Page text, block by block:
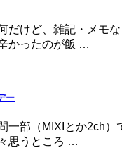
だけど、雑記・メモ
かったのが飯 …
ー
一部（MIXIとか2ch）
思うところ …